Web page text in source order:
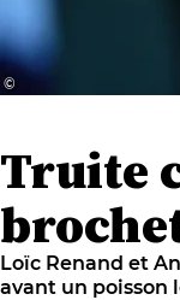
© ‎
Truite
Loïc Renand et
avant un poisson